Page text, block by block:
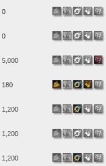
0
0
5,000
180
1,200
1,200
1,200